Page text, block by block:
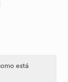
está